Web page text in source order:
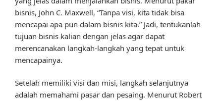
bisnis, John C. Maxwell, “Tanpa visi, kita tidak bisa
mencapai apa pun dalam bisnis kita.” Jadi, tentukanlah
tujuan bisnis kalian dengan jelas agar dapat
merencanakan langkah-langkah yang tepat untuk
mencapainya.
Setelah memiliki visi dan misi, langkah selanjutnya
adalah memahami pasar dan pesaing. Menurut Robert